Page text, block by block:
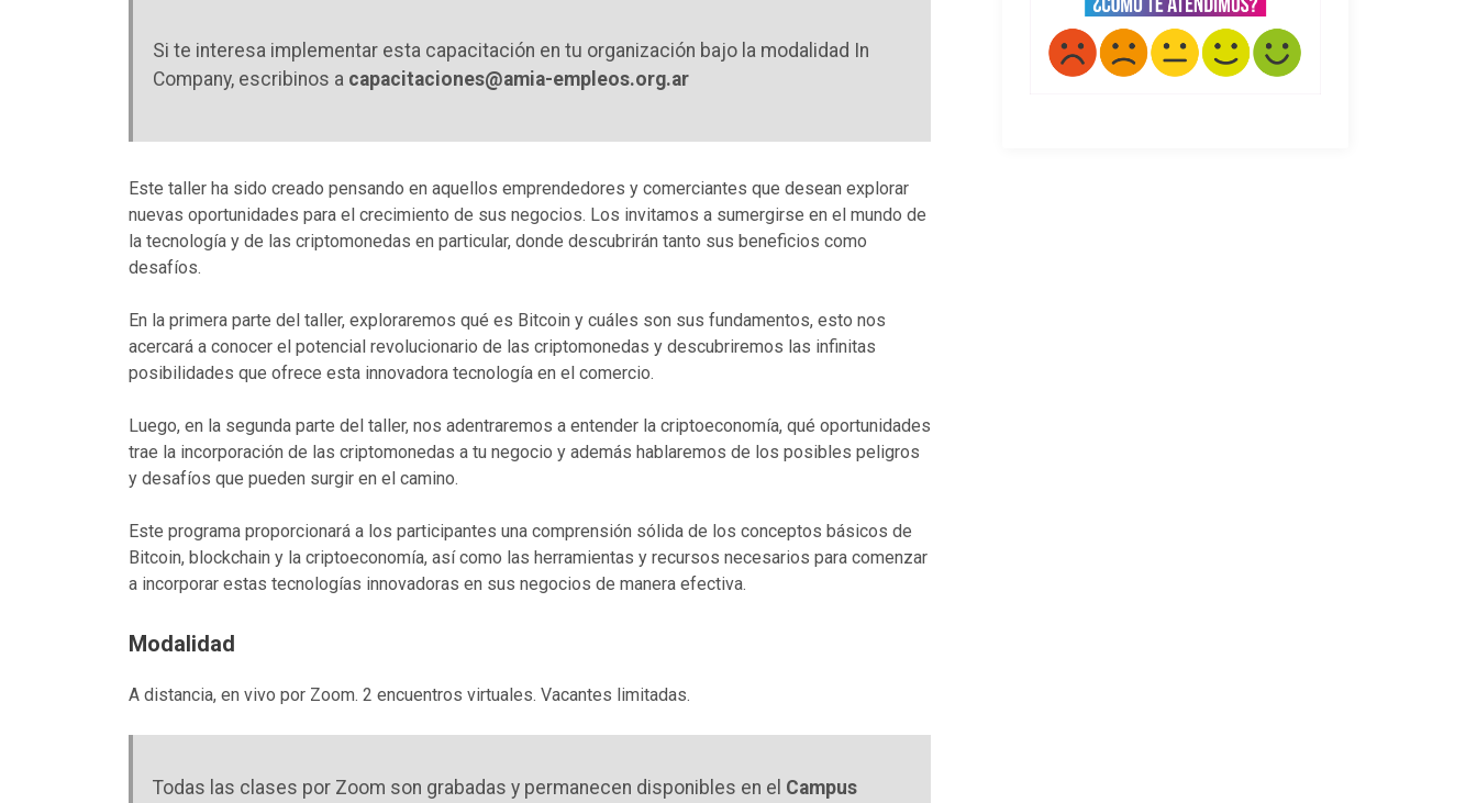
Si te interesa implementar esta capacitación en tu organización bajo la modalidad In
Company, escribinos a capacitaciones@amia-empleos.org.ar
Este taller ha sido creado pensando en aquellos emprendedores y comerciantes que desean explorar
nuevas oportunidades para el crecimiento de sus negocios. Los invitamos a sumergirse en el mundo de
la tecnología y de las criptomonedas en particular, donde descubrirán tanto sus beneficios como
desafíos.
En la primera parte del taller, exploraremos qué es Bitcoin y cuáles son sus fundamentos, esto nos
acercará a conocer el potencial revolucionario de las criptomonedas y descubriremos las infinitas
posibilidades que ofrece esta innovadora tecnología en el comercio.
Luego, en la segunda parte del taller, nos adentraremos a entender la criptoeconomía, qué oportunidades
trae la incorporación de las criptomonedas a tu negocio y además hablaremos de los posibles peligros
y desafíos que pueden surgir en el camino.
Este programa proporcionará a los participantes una comprensión sólida de los conceptos básicos de
Bitcoin, blockchain y la criptoeconomía, así como las herramientas y recursos necesarios para comenzar
a incorporar estas tecnologías innovadoras en sus negocios de manera efectiva.
Modalidad
A distancia, en vivo por Zoom. 2 encuentros virtuales. Vacantes limitadas.
Todas las clases por Zoom son grabadas y permanecen disponibles en el Campus